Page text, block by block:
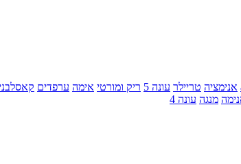
אנימציה טריילר עונה 5 ריק ומורטי אימה ערפדים
מנגה עונה 4